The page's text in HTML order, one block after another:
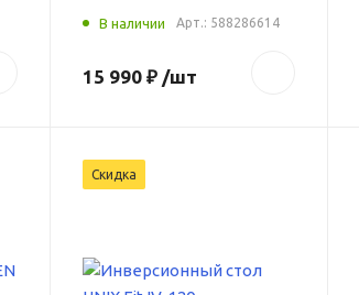
В наличии Арт.: 588286614
15 990 ₽/шт
Скидка